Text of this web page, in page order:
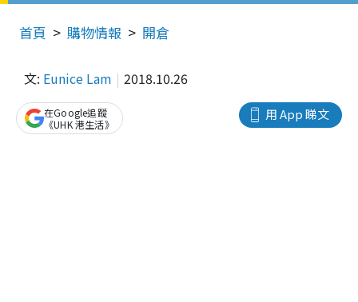
首頁 購物情報 開倉
文: Eunice Lam 2018.10.26
用 App 睇文
在Google追蹤
《UHK 港生活》